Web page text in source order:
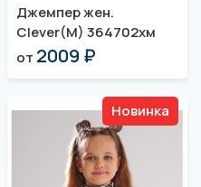
Джемпер жен.
Clever(M) 364702хм
от 2009 ₽
Новинка